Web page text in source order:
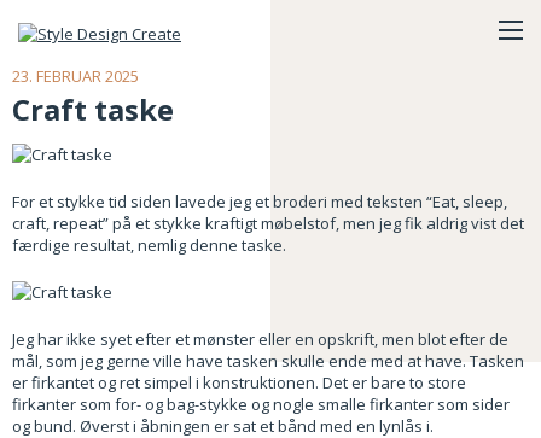
23. FEBRUAR 2025
Craft taske
For et stykke tid siden lavede jeg et broderi med teksten “Eat, sleep,
craft, repeat” på et stykke kraftigt møbelstof, men jeg fik aldrig vist det
færdige resultat, nemlig denne taske.
Jeg har ikke syet efter et mønster eller en opskrift, men blot efter de
mål, som jeg gerne ville have tasken skulle ende med at have. Tasken
er firkantet og ret simpel i konstruktionen. Det er bare to store
firkanter som for- og bag-stykke og nogle smalle firkanter som sider
og bund. Øverst i åbningen er sat et bånd med en lynlås i.